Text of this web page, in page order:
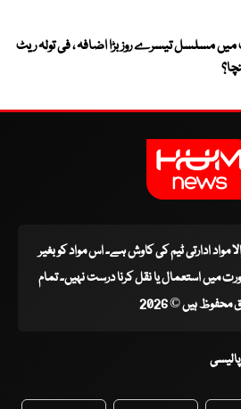
مسلسل تیسرے روز بڑا اضافہ ، فی تولہ ریٹ
مواد ادارتی ٹیم کی کاوش ہے۔ اس مواد کو بغیر
استعمال یا نقل کرنا درست نہیں۔ تمام
ہیں © 2026